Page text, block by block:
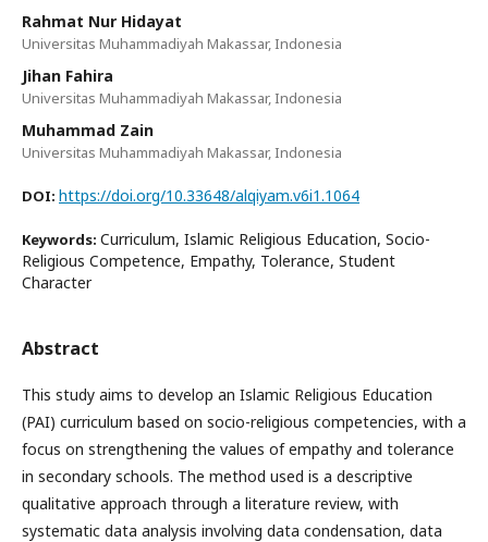
Rahmat Nur Hidayat
Universitas Muhammadiyah Makassar, Indonesia
Jihan Fahira
Universitas Muhammadiyah Makassar, Indonesia
Muhammad Zain
Universitas Muhammadiyah Makassar, Indonesia
DOI: https://doi.org/10.33648/alqiyam.v6i1.1064
Keywords: Curriculum, Islamic Religious Education, Socio-
Religious Competence, Empathy, Tolerance, Student
Character
Abstract
This study aims to develop an Islamic Religious Education
(PAI) curriculum based on socio-religious competencies, with a
focus on strengthening the values of empathy and tolerance
in secondary schools. The method used is a descriptive
qualitative approach through a literature review, with
systematic data analysis involving data condensation, data